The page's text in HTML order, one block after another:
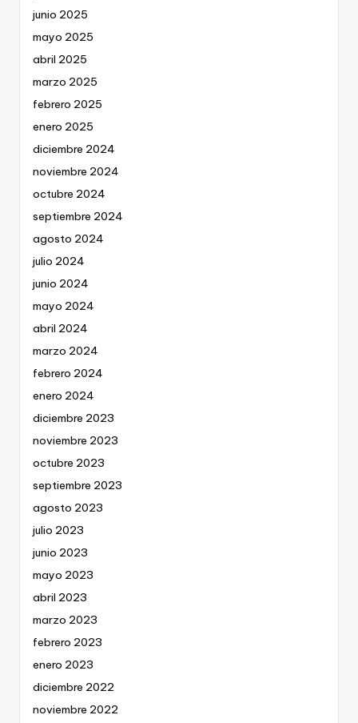
junio 2025
mayo 2025
abril 2025
marzo 2025
febrero 2025
enero 2025
diciembre 2024
noviembre 2024
octubre 2024
septiembre 2024
agosto 2024
julio 2024
junio 2024
mayo 2024
abril 2024
marzo 2024
febrero 2024
enero 2024
diciembre 2023
noviembre 2023
octubre 2023
septiembre 2023
agosto 2023
julio 2023
junio 2023
mayo 2023
abril 2023
marzo 2023
febrero 2023
enero 2023
diciembre 2022
noviembre 2022